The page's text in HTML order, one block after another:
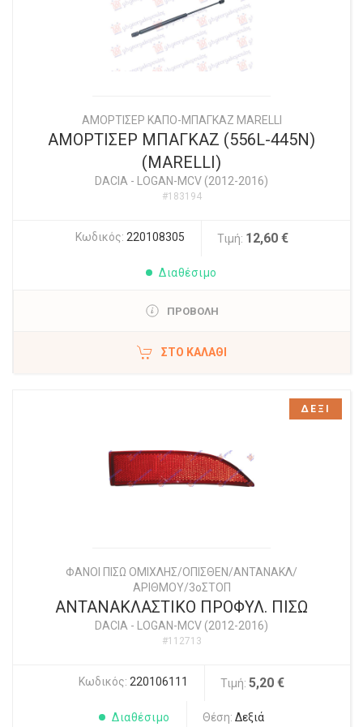
ΑΜΟΡΤΙΣΕΡ ΚΑΠΟ-ΜΠΑΓΚΑΖ MARELLI
ΑΜΟΡΤΙΣΕΡ ΜΠΑΓΚΑΖ (556L-445N)
(MARELLI)
DACIA - LOGAN-MCV (2012-2016)
#183194
Κωδικός: 220108305 Τιμή: 12,60 €
Διαθέσιμο
ΠΡΟΒΟΛΗ
ΣΤΟ ΚΑΛΆΘΙ
ΦΑΝΟΙ ΠΙΣΩ ΟΜΙΧΛΗΣ/ΟΠΙΣΘΕΝ/ΑΝΤΑΝΑΚΛ/
ΑΡΙΘΜΟΥ/3οΣΤΟΠ
ΑΝΤΑΝΑΚΛΑΣΤΙΚΟ ΠΡΟΦΥΛ. ΠΙΣΩ
DACIA - LOGAN-MCV (2012-2016)
#112713
Κωδικός: 220106111 Τιμή: 5,20 €
Διαθέσιμο Θέση: Δεξιά
ΔΕΞΙ